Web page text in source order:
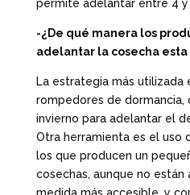
permite adelantar entre 4 y
-¿De qué manera los
adelantar la cosecha
La estrategia más utilizada
rompedores de dormancia,
invierno para adelantar el
Otra herramienta es el uso
los que producen un
cosechas, aunque no
medida más accesible, y